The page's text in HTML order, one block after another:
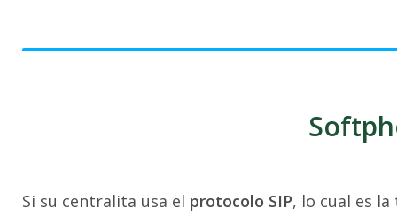
Si su centralita usa el protocolo SIP, lo cual es